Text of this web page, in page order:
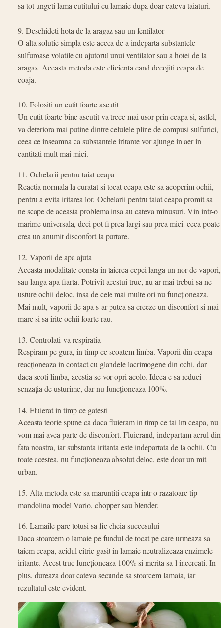
sa tot ungeti lama cutitului cu lamaie dupa doar cateva taiaturi.
9. Deschideti hota de la aragaz sau un fentilator
O alta solutie simpla este aceea de a indeparta substantele
sulfuroase volatile cu ajutorul unui ventilator sau a hotei de la
aragaz. Aceasta metoda este eficienta cand decojiti ceapa de
coaja.
10. Folositi un cutit foarte ascutit
Un cutit foarte bine ascutit va trece mai usor prin ceapa si, astfel,
va deteriora mai putine dintre celulele pline de compusi sulfurici,
ceea ce inseamna ca substantele iritante vor ajunge in aer in
cantitati mult mai mici.
11. Ochelarii pentru taiat ceapa
Reactia normala la curatat si tocat ceapa este sa acoperim ochii,
pentru a evita iritarea lor. Ochelarii pentru taiat ceapa promit sa
ne scape de aceasta problema insa au cateva minusuri. Vin intr-o
marime universala, deci pot fi prea largi sau prea mici, ceea poate
crea un anumit disconfort la purtare.
12. Vaporii de apa ajuta
Aceasta modalitate consta in taierea cepei langa un nor de vapori,
sau langa apa fiarta. Potrivit acestui truc, nu ar mai trebui sa ne
usture ochii deloc, insa de cele mai multe ori nu funcționeaza.
Mai mult, vaporii de apa s-ar putea sa creeze un disconfort si mai
mare si sa irite ochii foarte rau.
13. Controlati-va respiratia
Respiram pe gura, in timp ce scoatem limba. Vaporii din ceapa
reacționeaza in contact cu glandele lacrimogene din ochi, dar
daca scoti limba, acestia se vor opri acolo. Ideea e sa reduci
senzația de usturime, dar nu funcționeaza 100%.
14. Fluierat in timp ce gatesti
Aceasta teorie spune ca daca fluieram in timp ce tai lm ceapa, nu
vom mai avea parte de disconfort. Fluierand, indepartam aerul din
fata noastra, iar substanta iritanta este indepartata de la ochii. Cu
toate acestea, nu funcționeaza absolut deloc, este doar un mit
urban.
15. Alta metoda este sa maruntiti ceapa intr-o razatoare tip
mandolina model Vario, chopper sau blender.
16. Lamaile pare totusi sa fie cheia succesului
Daca stoarcem o lamaie pe fundul de tocat pe care urmeaza sa
taiem ceapa, acidul citric gasit in lamaie neutralizeaza enzimele
iritante. Acest truc funcționeaza 100% si merita sa-l incercati. In
plus, dureaza doar cateva secunde sa stoarcem lamaia, iar
rezultatul este evident.